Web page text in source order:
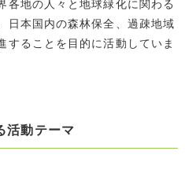
各地の人々と地球緑化に関わる
日本国内の森林保全、過疎地域
することを目的に活動していま
活動テーマ